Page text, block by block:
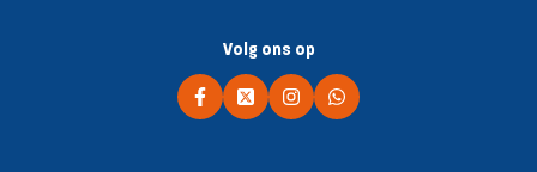
Volg ons op